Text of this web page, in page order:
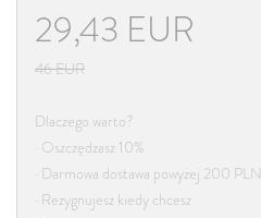
29,43 EUR
46EUR
Dlaczego warto?
· Oszczędzasz 10%
· Darmowa dostawa powyżej 200 PLN
· Rezygnujesz kiedy chcesz